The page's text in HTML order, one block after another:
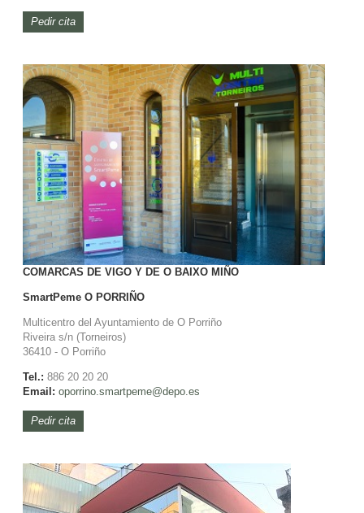
Pedir cita
COMARCAS DE VIGO Y DE O BAIXO MIÑO
SmartPeme O PORRIÑO
Multicentro del Ayuntamiento de O Porriño
Riveira s/n (Torneiros)
36410 - O Porriño
Tel.: 886 20 20 20
Email: oporrino.smartpeme@depo.es
Pedir cita